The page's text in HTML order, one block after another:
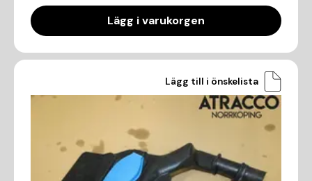
Lägg i varukorgen
Lägg till i önskelista